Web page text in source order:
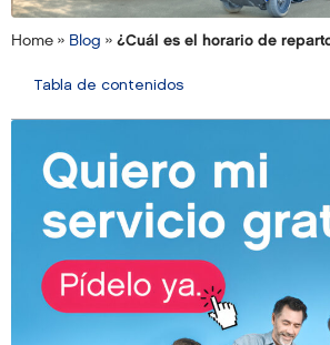
Home » Blog » ¿Cuál es el horario de
Tabla de contenidos